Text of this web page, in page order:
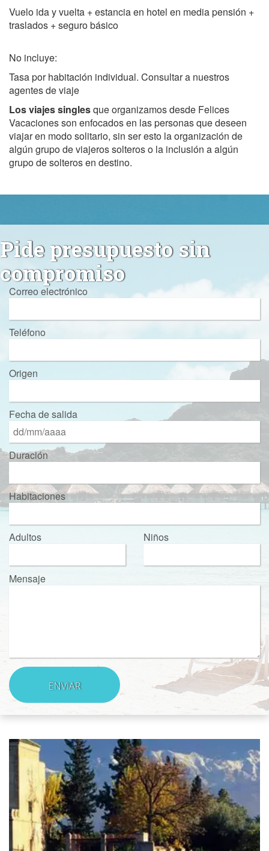
Vuelo ida y vuelta + estancia en hotel en media pensión +
traslados + seguro básico
No incluye:
Tasa por habitación individual. Consultar a nuestros
agentes de viaje
Los viajes singlesque organizamos desde Felices
Vacaciones son enfocados en las personas que deseen
viajar en modo solitario, sin ser esto la organización de
algún grupo de viajeros solteros o la inclusión a algún
grupo de solteros en destino.
Pide presupuesto sin
compromiso
Correo electrónico
Teléfono
Origen
Fecha de salida
Duración
Habitaciones
Adultos Niños
Mensaje